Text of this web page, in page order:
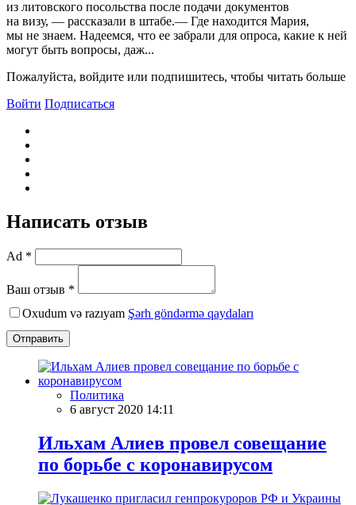
из литовского посольства после подачи документов
на визу, — рассказали в штабе.— Где находится Мария,
мы не знаем. Надеемся, что ее забрали для опроса, какие к ней
могут быть вопросы, даж...
Пожалуйста, войдите или подпишитесь, чтобы читать больше
Войти Подписаться
Написать отзыв
Ad *
Ваш отзыв *
Oxudum və razıyam Şərh göndərmə qaydaları
Отправить
Политика
6 август 2020 14:11
Ильхам Алиев провел совещание
по борьбе с коронавирусом